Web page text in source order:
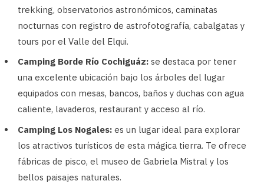
trekking, observatorios astronómicos, caminatas
nocturnas con registro de astrofotografía, cabalgatas y
tours por el Valle del Elqui.
Camping Borde Río Cochiguáz: se destaca por tener
una excelente ubicación bajo los árboles del lugar
equipados con mesas, bancos, baños y duchas con agua
caliente, lavaderos, restaurant y acceso al río.
Camping Los Nogales: es un lugar ideal para explorar
los atractivos turísticos de esta mágica tierra. Te ofrece
fábricas de pisco, el museo de Gabriela Mistral y los
bellos paisajes naturales.